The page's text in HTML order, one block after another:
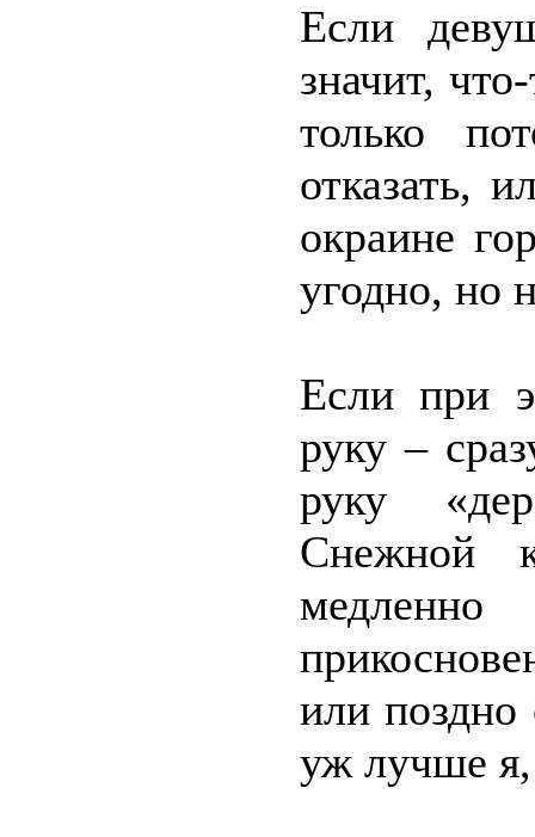
Если
значит,
только
отказать,
окраине
угодно, но
Если при
руку –
руку
Снежной
или поздно
уж лучше я,